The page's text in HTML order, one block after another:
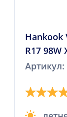
Hankook
R17 98W
Артикул: